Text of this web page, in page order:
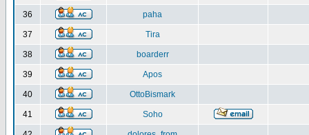
36 paha
37 Tira
38 boarderr
39 Apos
40 OttoBismark
41 Soho